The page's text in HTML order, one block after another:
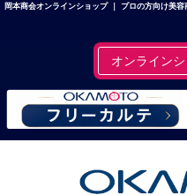
岡本商会オンラインショップ ｜ プロの方向け美容
オンライン